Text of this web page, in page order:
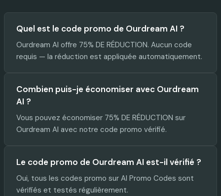
Quel est le code promo de Ourdream AI ?
Ourdream AI offre 75% DE RÉDUCTION. Aucun code
requis — la réduction est appliquée automatiquement.
Combien puis-je économiser avec Ourdream
AI ?
Vous pouvez économiser 75% DE RÉDUCTION sur
Ourdream AI avec notre code promo vérifié.
Le code promo de Ourdream AI est-il vérifié ?
Oui, tous les codes promo sur AI Promo Codes sont
vérifiés et testés régulièrement.